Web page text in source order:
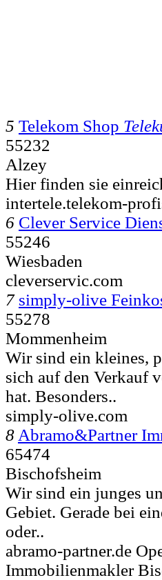
5 Telekom Shop
55232
Alzey
Hier finden sie
intertele.telekom-
6 Clever Service
55246
Wiesbaden
cleverservic.com
7 simply-olive
55278
Mommenheim
Wir sind ein kleines,
sich auf den Verkauf
hat. Besonders..
simply-olive.com
8 Abramo&Partner
65474
Bischofsheim
Wir sind ein junges
Gebiet. Gerade bei
oder..
abramo-partner.de
Immobilienmakler